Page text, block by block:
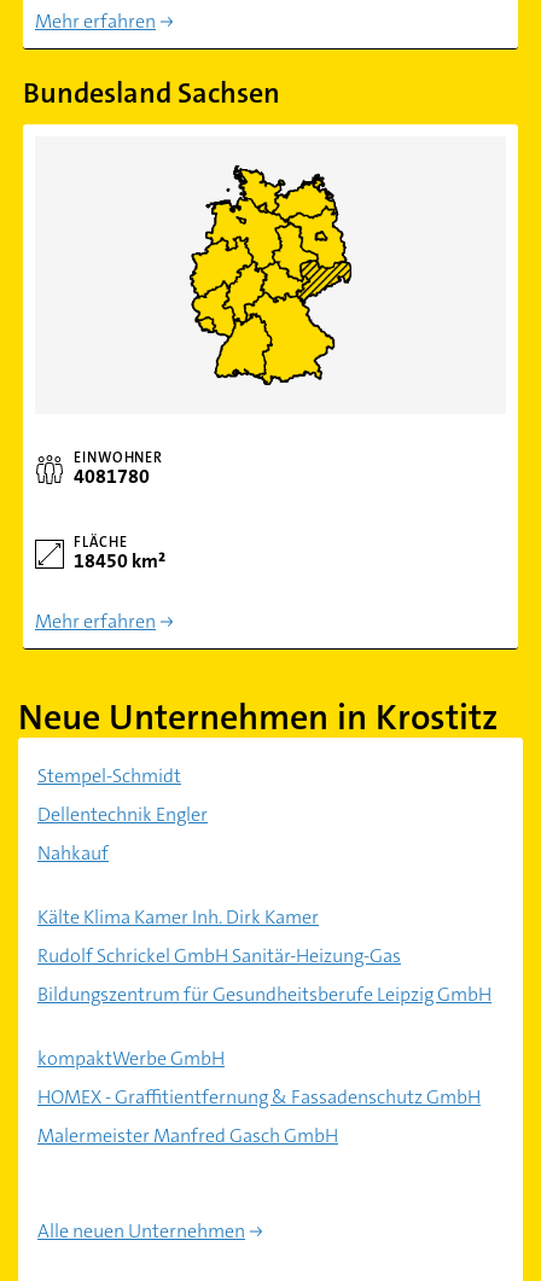
Mehr erfahren
Bundesland Sachsen
EINWOHNER
4081780
FLÄCHE
18450 km²
Mehr erfahren
Neue Unternehmen in Krostitz
Stempel-Schmidt
Dellentechnik Engler
Nahkauf
Kälte Klima Kamer Inh. Dirk Kamer
Rudolf Schrickel GmbH Sanitär-Heizung-Gas
Bildungszentrum für Gesundheitsberufe Leipzig GmbH
kompaktWerbe GmbH
HOMEX - Graffitientfernung & Fassadenschutz GmbH
Malermeister Manfred Gasch GmbH
Alle neuen Unternehmen